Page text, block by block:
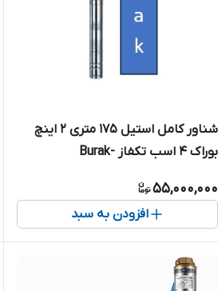
شناور کامل استیل 175 متری 2 اینچ
بوراک 4 اسب تکفاز Burak-
55,000,000
افزودن به سبد